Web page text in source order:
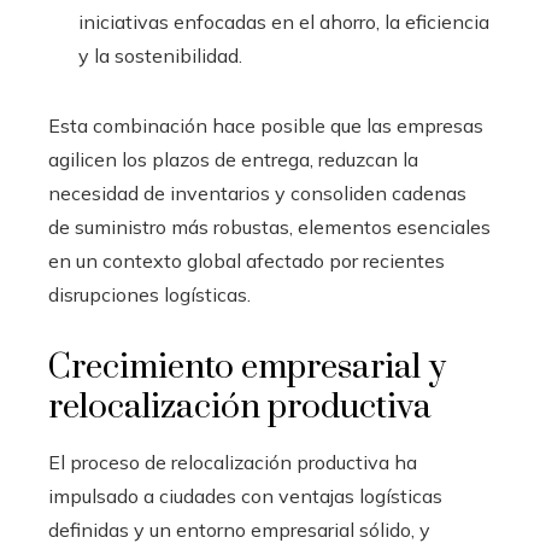
iniciativas enfocadas en el ahorro, la eficiencia
y la sostenibilidad.
Esta combinación hace posible que las empresas
agilicen los plazos de entrega, reduzcan la
necesidad de inventarios y consoliden cadenas
de suministro más robustas, elementos esenciales
en un contexto global afectado por recientes
disrupciones logísticas.
Crecimiento empresarial y
relocalización productiva
El proceso de relocalización productiva ha
impulsado a ciudades con ventajas logísticas
definidas y un entorno empresarial sólido, y